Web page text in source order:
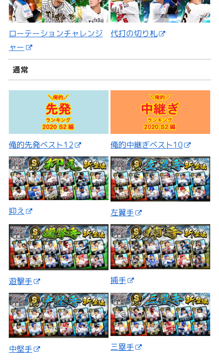
ローテーションチャレンジ
ャー
代打の切り札
通常
俺的先発ベスト12 俺的中継ぎベスト10
抑え 左翼手
遊撃手 捕手
中堅手 三塁手